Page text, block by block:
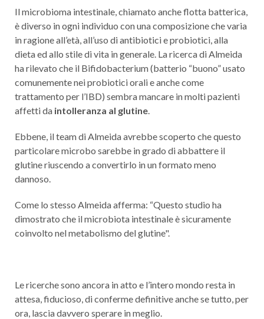
Il microbioma intestinale, chiamato anche flotta batterica,
è diverso in ogni individuo con una composizione che varia
in ragione all’età, all’uso di antibiotici e probiotici, alla
dieta ed allo stile di vita in generale. La ricerca di Almeida
ha rilevato che il Bifidobacterium (batterio “buono” usato
comunemente nei probiotici orali e anche come
trattamento per l’IBD) sembra mancare in molti pazienti
affetti da intolleranza al glutine
Ebbene, il team di Almeida avrebbe scoperto che questo
particolare microbo sarebbe in grado di abbattere il
glutine riuscendo a convertirlo in un formato meno
dannoso.
Come lo stesso Almeida afferma: “Questo studio ha
dimostrato che il microbiota intestinale è sicuramente
coinvolto nel metabolismo del glutine".
Le ricerche sono ancora in atto e l’intero mondo resta in
attesa, fiducioso, di conferme definitive anche se tutto, per
ora, lascia davvero sperare in meglio.